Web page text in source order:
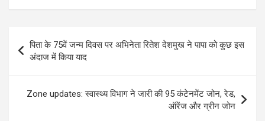
Post
navigation
पिता के 75वें जन्म दिवस पर अभिनेता रितेश देशमुख ने पापा को कुछ इस
अंदाज में किया याद
Zone updates: स्वास्थ्य विभाग ने जारी की 95 कंटेनमेंट जोन, रेड,
ऑरेंज और ग्रीन जोन